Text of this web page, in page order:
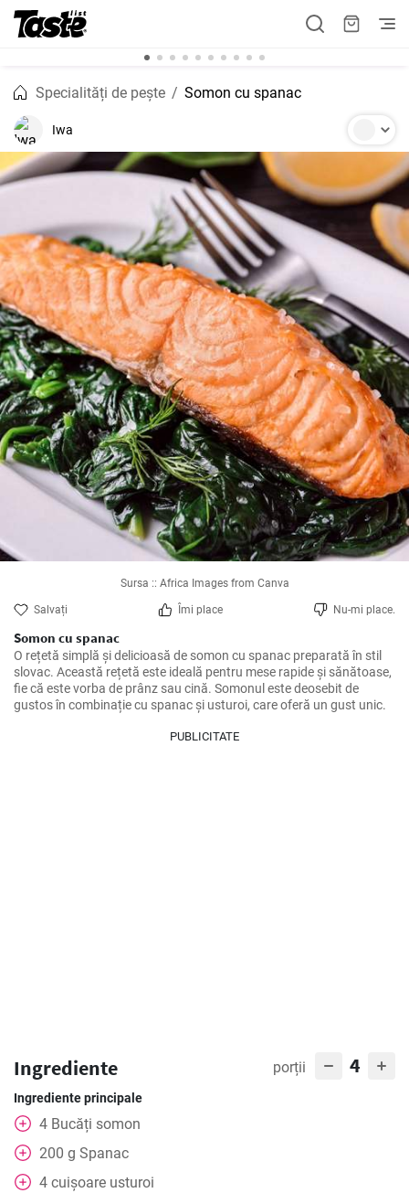
Specialități de pește Somon cu spanac
Iwa
Sursa :: Africa Images from Canva
Salvați Îmi place Nu-mi place.
Somon cu spanac
O rețetă simplă și delicioasă de somon cu spanac preparată în stil
slovac. Această rețetă este ideală pentru mese rapide și sănătoase,
fie că este vorba de prânz sau cină. Somonul este deosebit de
gustos în combinație cu spanac și usturoi, care oferă un gust unic.
PUBLICITATE
Ingrediente porții 4
Ingrediente principale
4 Bucăți somon
200 g Spanac
4 cuișoare usturoi